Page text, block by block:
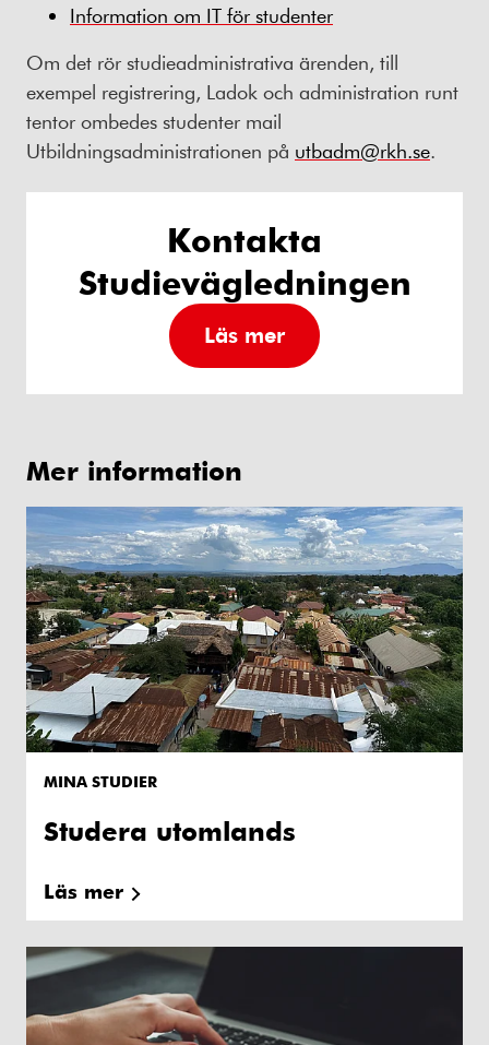
Information om IT för studenter
Om det rör studieadministrativa ärenden, till
exempel registrering, Ladok och administration runt
tentor ombedes studenter mail
Utbildningsadministrationen på utbadm@rkh.se.
Kontakta
Studievägledningen
Läs mer
Mer information
MINA STUDIER
Studera utomlands
Läs mer